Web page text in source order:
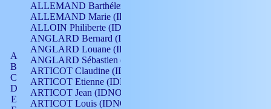
A
B
C
D
E
ALLEMAND Barthélemy (IDNO 330)
ALLEMAND Marie (IDNO 165)
ALLOIN Philiberte (IDNO 449)
ANGLARD Bernard (IDNO 4)
ANGLARD Louane (IDNO 4)
ANGLARD Sébastien (IDNO 4)
ARTICOT Claudine (IDNO 105)
ARTICOT Etienne (IDNO 420)
ARTICOT Jean (IDNO 210)
ARTICOT Louis (IDNO 420)